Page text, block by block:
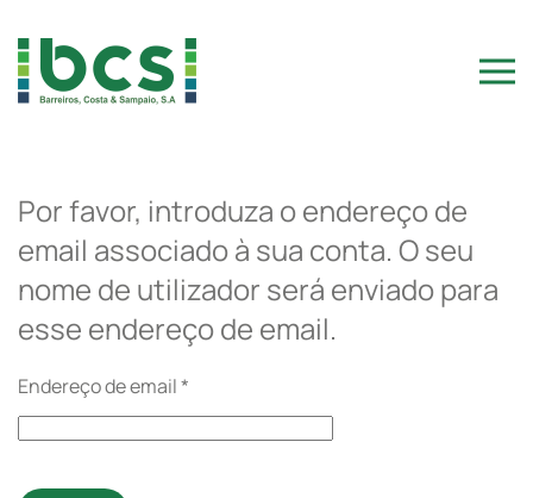
Skip to main content
Por favor, introduza o endereço de
email associado à sua conta. O seu
nome de utilizador será enviado para
esse endereço de email.
Endereço de email*